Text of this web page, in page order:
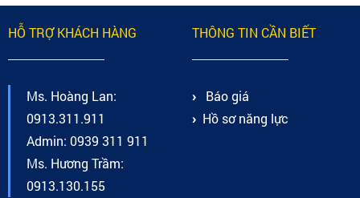
HỖ TRỢ KHÁCH HÀNG
Ms. Hoàng Lan:
0913.311.911
Admin: 0939 311 911
Ms. Hương Trầm:
0913.130.155
THÔNG TIN CẦN BIẾT
Báo giá
Hồ sơ năng lực